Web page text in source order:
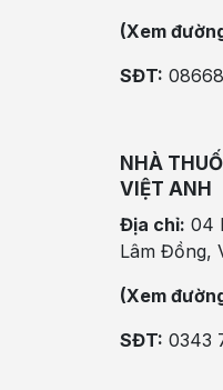
(Xem
SĐT:
NHÀ
VIỆT ANH
Địa chỉ: 04
Lâm Đồng,
(Xem
SĐT: 0343